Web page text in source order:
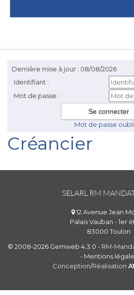
Dernière mise à jour : 08/08/2026
Identifiant :
Mot de passe :
Mot de passe
Créancier
SELARL RM
12 Avenue Jean
Palais Vauban - 1er
83000 Toulon
© 2008-2026 Gemweb 4.3.0 - RM-
- Mentions
Conception/Réalisation